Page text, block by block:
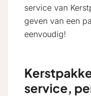
service van
geven van een
eenvoudig!
service,